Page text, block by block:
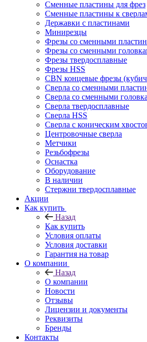
Сменные пластины для фрез
Сменные пластины к
Державки с пластинами
Минирезцы
Фрезы со сменными
Фрезы со сменными
Фрезы твердосплавные
Фрезы HSS
CBN концевые фрезы
Сверла со сменными
Сверла со сменными
Сверла твердосплавные
Сверла HSS
Сверла с коническим
Центровочные сверла
Метчики
Резьбофрезы
Оснастка
Оборудование
В наличии
Стержни твердосплавные
Акции
Как купить
Назад
Как купить
Условия оплаты
Условия доставки
Гарантия на товар
О компании
Назад
О компании
Новости
Отзывы
Лицензии и документы
Реквизиты
Бренды
Контакты